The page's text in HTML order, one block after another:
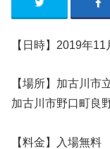
【日時】2019年
【場所】加古川
加古川市野口町良
【料金】入場無料